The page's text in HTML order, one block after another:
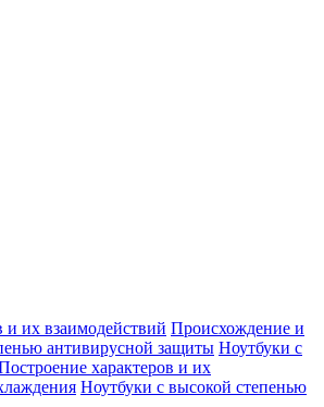
и их взаимодействий Происхождение и
антивирусной защиты Ноутбуки с
характеров и их
Ноутбуки с высокой степенью